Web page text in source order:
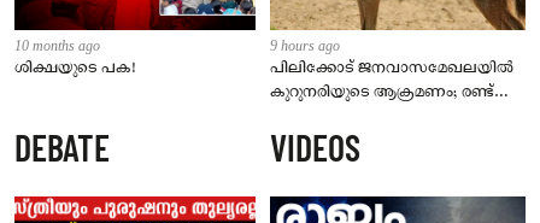
10 months ago
ശിക്ഷയുടെ പക!
9 hours ago
പിലിക്കോട് ജനവാസമേഖലയിൽ
കുറുനരിയുടെ ആക്രമണം; രണ്ട്
നിർദേശം നൽകി പഞ്ചായത്ത്
DEBATE VIDEOS